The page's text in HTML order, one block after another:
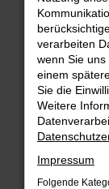
Beim
Hier sind
verarbeiten
wenn Sie
einem
Sie die
Weitere
Impressum
Folgende